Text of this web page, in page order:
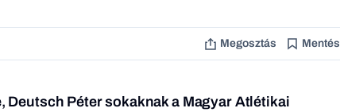
Megosztás Mentés
Deutsch Péter sokaknak a Magyar Atlétikai